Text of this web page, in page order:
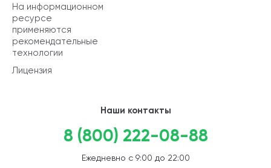
На информационном
ресурсе
применяются
рекомендательные
технологии
Лицензия
Наши контакты
8 (800) 222-08-88
Ежедневно с 9:00 до 22:00